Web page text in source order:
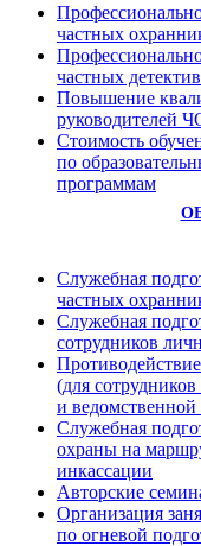
частных
частных
Повышение
руководителей
Стоимость
по
программам
Служебная
частных
Служебная
сотрудников
(для сотрудников
и
Служебная
охраны на
инкассации
Авторские
Организация
по огневой